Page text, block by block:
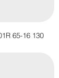
65-16 130